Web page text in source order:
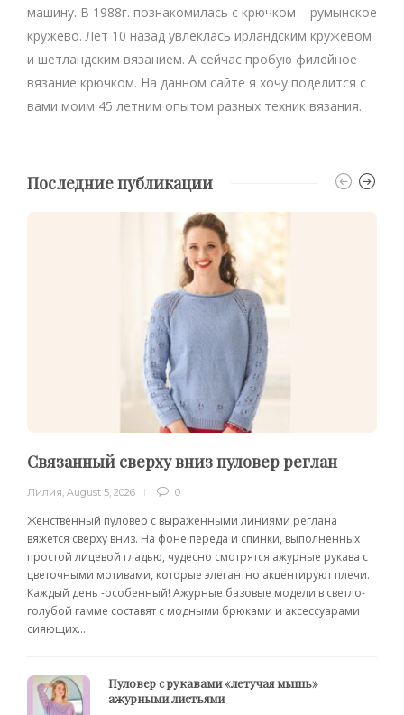
машину. В 1988г. познакомилась с крючком – румынское
кружево. Лет 10 назад увлеклась ирландским кружевом
и шетландским вязанием. А сейчас пробую филейное
вязание крючком. На данном сайте я хочу поделится с
вами моим 45 летним опытом разных техник вязания.
Последние публикации
Связанный сверху вниз пуловер реглан
Лилия August 5, 2026 0
Женственный пуловер с выраженными линиями реглана
вяжется сверху вниз. На фоне переда и спинки, выполненных
простой лицевой гладью, чудесно смотрятся ажурные рукава с
цветочными мотивами, которые элегантно акцентируют плечи.
Каждый день -особенный! Ажурные базовые модели в светло-
голубой гамме составят с модными брюками и аксессуарами
сияющих...
Пуловер с рукавами «летучая мышь»
ажурными листьями